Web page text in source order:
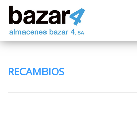
RECAMBIOS